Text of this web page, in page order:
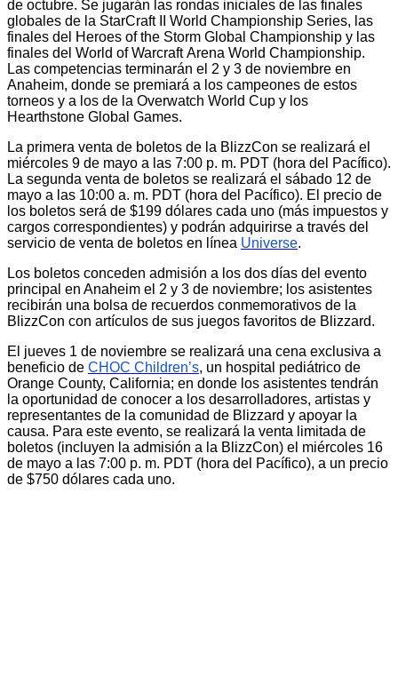
de octubre. Se jugarán las rondas iniciales de las finales
globales de la StarCraft II World Championship Series, las
finales del Heroes of the Storm Global Championship y las
finales del World of Warcraft Arena World Championship.
Las competencias terminarán el 2 y 3 de noviembre en
Anaheim, donde se premiará a los campeones de estos
torneos y a los de la Overwatch World Cup y los
Hearthstone Global Games.
La primera venta de boletos de la BlizzCon se realizará el
miércoles 9 de mayo a las 7:00 p. m. PDT (hora del Pacífico).
La segunda venta de boletos se realizará el sábado 12 de
mayo a las 10:00 a. m. PDT (hora del Pacífico). El precio de
los boletos será de $199 dólares cada uno (más impuestos y
cargos correspondientes) y podrán adquirirse a través del
servicio de venta de boletos en línea Universe.
Los boletos conceden admisión a los dos días del evento
principal en Anaheim el 2 y 3 de noviembre; los asistentes
recibirán una bolsa de recuerdos conmemorativos de la
BlizzCon con artículos de sus juegos favoritos de Blizzard.
El jueves 1 de noviembre se realizará una cena exclusiva a
beneficio de CHOC Children’s, un hospital pediátrico de
Orange County, California; en donde los asistentes tendrán
la oportunidad de conocer a los desarrolladores, artistas y
representantes de la comunidad de Blizzard y apoyar la
causa. Para este evento, se realizará la venta limitada de
boletos (incluyen la admisión a la BlizzCon) el miércoles 16
de mayo a las 7:00 p. m. PDT (hora del Pacífico), a un precio
de $750 dólares cada uno.